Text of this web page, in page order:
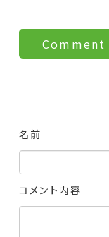
Comment
名前
コメント内容